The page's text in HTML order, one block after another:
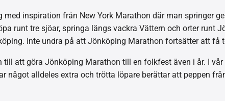
inspiration från New York Marathon där man springer
runt tre sjöar, springa längs vackra Vättern och orter runt
Inte undra på att Jönköping Marathon fortsätter att få
till att göra Jönköping Marathon till en folkfest även i år. I
något alldeles extra och trötta löpare berättar att peppen